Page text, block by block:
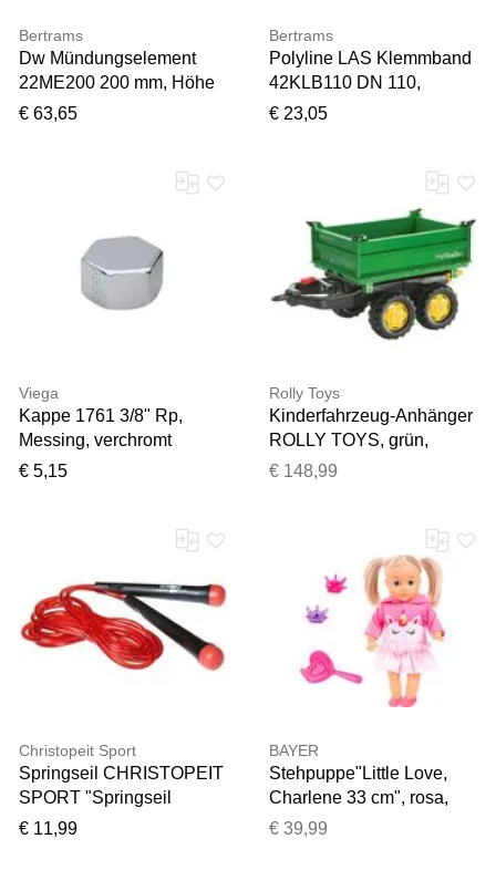
Bertrams
Dw Mündungselement
22ME200 200 mm, Höhe
100 mm
€ 63,65
Bertrams
Polyline LAS Klemmband
42KLB110 DN 110,
statisch, Edelstahl
€ 23,05
Viega
Kappe 1761 3/8" Rp,
Messing, verchromt
€ 5,15
Rolly Toys
Kinderfahrzeug-Anhänger
ROLLY TOYS, grün,
Spielfahrzeug-Anhänger,
Kinderfahrzeug-Anhänger,
für Trettraktoren, B:45cm
H:47cm L:88cm
€ 148,99
Christopeit Sport
Springseil CHRISTOPEIT
SPORT "Springseil
Speed", rot, Springseile,
€ 11,99
BAYER
Stehpuppe"Little Love,
Charlene 33 cm", rosa,
Puppen, Kinder,
€ 39,99